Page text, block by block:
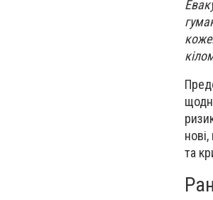
та